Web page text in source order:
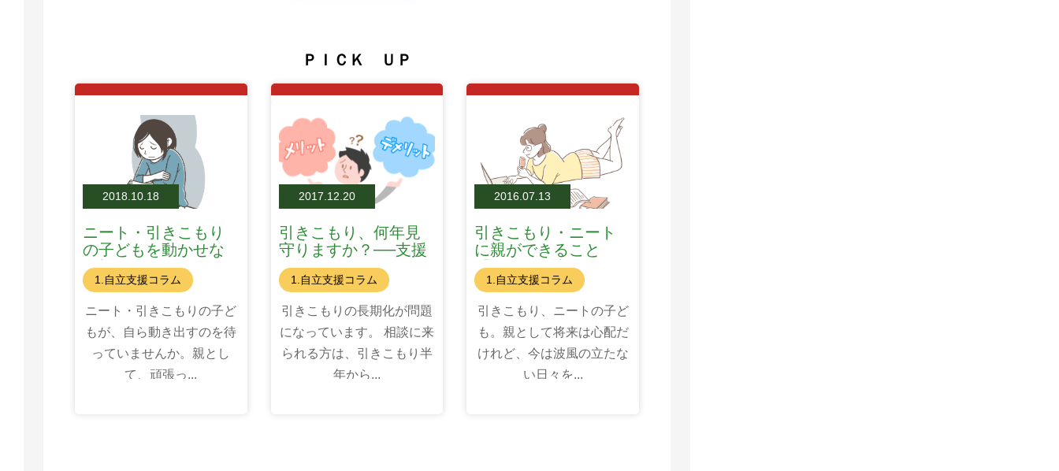
ＰＩＣＫ ＵＰ
2018.10.18
ニート・引きこもり
の子どもを動かせな
い親、10のパターン
1.自立支援コラム
ニート・引きこもりの子ど
もが、自ら動き出すのを待
っていませんか。親とし
て、頑張っ...
2017.12.20
引きこもり、何年見
守りますか？──支援
を頼むタイミングと
は1.自立支援コラム
引きこもりの長期化が問題
になっています。 相談に来
られる方は、引きこもり半
年から...
2016.07.13
引きこもり・ニート
に親ができること
「平穏な日常を捨て
る？」
1.自立支援コラム
引きこもり、ニートの子ど
も。親として将来は心配だ
けれど、今は波風の立たな
い日々を...